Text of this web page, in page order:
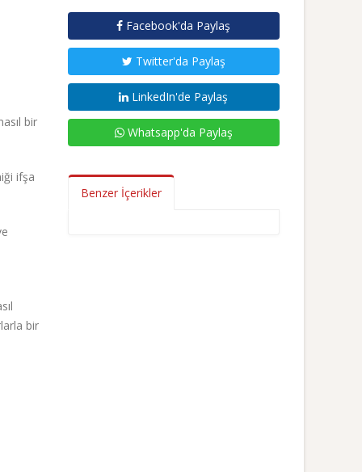
bir
ifşa
bir
Facebook'da Paylaş
Twitter'da Paylaş
LinkedIn'de Paylaş
Whatsapp'da Paylaş
Benzer İçerikler